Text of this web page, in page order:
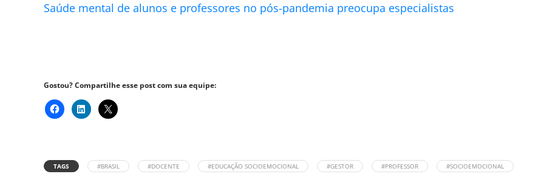
Saúde mental de alunos e professores no pós-pandemia preocupa especialistas
Gostou? Compartilhe esse post com sua equipe:
TAGS #BRASIL #DOCENTE #EDUCAÇÃO SOCIOEMOCIONAL #GESTOR #PROFESSOR #SOCIOEMOCIONAL